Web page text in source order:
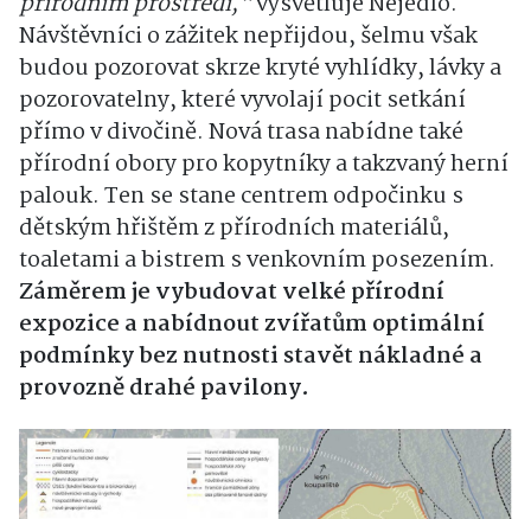
Návštěvníci o zážitek nepřijdou, šelmu však
budou pozorovat skrze kryté vyhlídky, lávky a
pozorovatelny, které vyvolají pocit setkání
přímo v divočině. Nová trasa nabídne také
přírodní obory pro kopytníky a takzvaný herní
palouk. Ten se stane centrem odpočinku s
dětským hřištěm z přírodních materiálů,
toaletami a bistrem s venkovním posezením.
Záměrem je vybudovat velké přírodní
expozice a nabídnout zvířatům optimální
podmínky bez nutnosti stavět nákladné a
provozně drahé pavilony.